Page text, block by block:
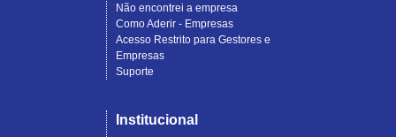
Não encontrei a empresa
Como Aderir - Empresas
Acesso Restrito para Gestores e
Empresas
Suporte
Institucional